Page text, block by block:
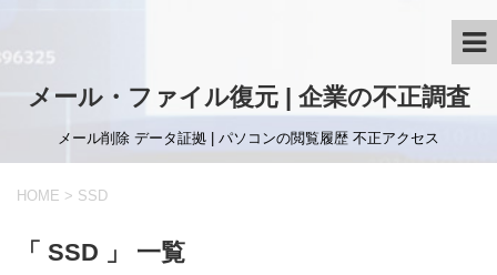
メール・ファイル復元 | 企業の不正調査
メール削除 データ証拠 | パソコンの閲覧履歴 不正アクセス
HOME > SSD
「 SSD 」 一覧